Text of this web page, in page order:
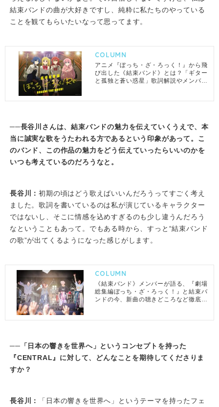
結束バンドの曲が大好きですし、純粋に私たちのやっている
ことを観てもらいたいなって思ってます。
COLUMN
アニメ『ぼっち・ざ・ろっく！』から飛
び出した《結束バンド》とは？「ギター
と孤独と蒼い惑星」歌詞解説やメンバー
──長谷川さんは、結束バンドの魅力を伝えていくうえで、本
当に誠実な歌をうたわれる方であるという印象があって。こ
のバンド、この作品の魅力をどう伝えていったらいいのかを
いつも考えているのだろうなと。
長谷川：初期の頃はどう歌えばいいんだろうってすごく考え
ました。歌詞を書いているのは私が演じているキャラクター
ではないし、そこに情感を込めすぎるのも少し違うんだろう
なということもあって。でもある時から、すっと“結束バンド
の歌”が出てくるようになった感じがします。
COLUMN
《結束バンド》メンバーが語る、『劇場
総集編ぼっち・ざ・ろっく！』と結束バ
ンドの今、新曲の聴きどころなど徹底解
──「日本の響きを世界へ」というコンセプトを持った
『CENTRAL』に対して、どんなことを期待してくださりま
すか？
長谷川：
「日本の響きを世界へ」というテーマを持ったフェ